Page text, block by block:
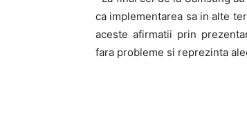
ca implementarea sa in alte
aceste afirmatii prin
fara probleme si reprezinta